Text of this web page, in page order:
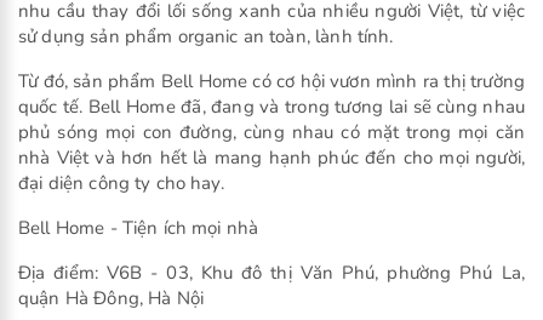
nhu cầu thay đổi lối sống xanh của nhiều người Việt, từ việc
sử dụng sản phẩm organic an toàn, lành tính.
Từ đó, sản phẩm Bell Home có cơ hội vươn mình ra thị trường
quốc tế. Bell Home đã, đang và trong tương lai sẽ cùng nhau
phủ sóng mọi con đường, cùng nhau có mặt trong mọi căn
nhà Việt và hơn hết là mang hạnh phúc đến cho mọi người,
đại diện công ty cho hay.
Bell Home - Tiện ích mọi nhà
Địa điểm: V6B - 03, Khu đô thị Văn Phú, phường Phú La,
quận Hà Đông, Hà Nội